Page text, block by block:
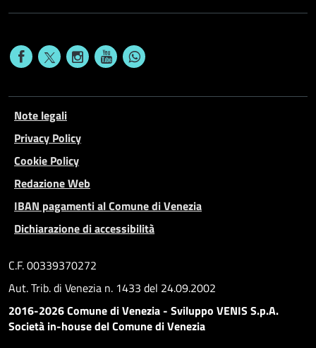
Note legali
Privacy Policy
Cookie Policy
Redazione Web
IBAN pagamenti al Comune di Venezia
Dichiarazione di accessibilità
C.F. 00339370272
Aut. Trib. di Venezia n. 1433 del 24.09.2002
2016-2026 Comune di Venezia - Sviluppo VENIS S.p.A.
Società in-house del Comune di Venezia